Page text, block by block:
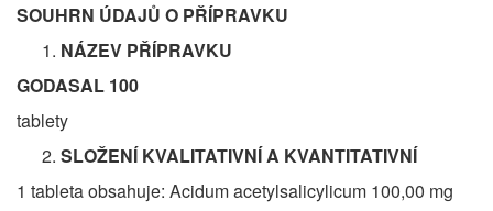
SOUHRN ÚDAJŮ O PŘÍPRAVKU
NÁZEV PŘÍPRAVKU
GODASAL 100
tablety
SLOŽENÍ KVALITATIVNÍ A KVANTITATIVNÍ
1 tableta obsahuje: Acidum acetylsalicylicum 100,00 mg